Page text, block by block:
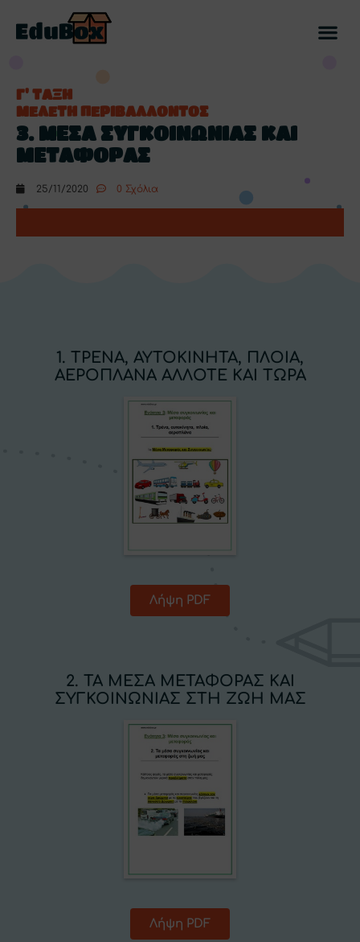
Γ' ΤΑΞΗ
ΜΕΛΕΤΗ ΠΕΡΙΒΑΛΛΟΝΤΟΣ
3. ΜΕΣΑ ΣΥΓΚΟΙΝΩΝΙΑΣ ΚΑΙ
ΜΕΤΑΦΟΡΑΣ
25/11/2020 0 Σχόλια
1. ΤΡΕΝΑ, ΑΥΤΟΚΙΝΗΤΑ, ΠΛΟΙΑ,
ΑΕΡΟΠΛΑΝΑ ΑΛΛΟΤΕ ΚΑΙ ΤΩΡΑ
Λήψη PDF
2. ΤΑ ΜΕΣΑ ΜΕΤΑΦΟΡΑΣ ΚΑΙ
ΣΥΓΚΟΙΝΩΝΙΑΣ ΣΤΗ ΖΩΗ ΜΑΣ
Λήψη PDF